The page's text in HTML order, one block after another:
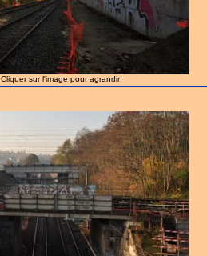
Cliquer sur l'image pour agrandir